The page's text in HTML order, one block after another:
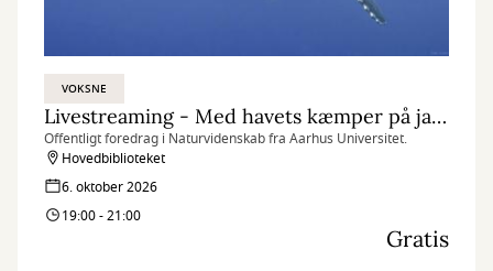
VOKSNE
Livestreaming - Med havets kæmper på jagt
Offentligt foredrag i Naturvidenskab fra Aarhus Universitet.
Hovedbiblioteket
6. oktober 2026
19:00 - 21:00
Gratis